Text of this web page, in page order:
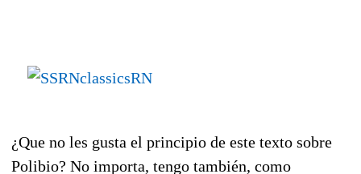
¿Que no les gusta el principio de este texto sobre
Polibio? No importa, tengo también, como